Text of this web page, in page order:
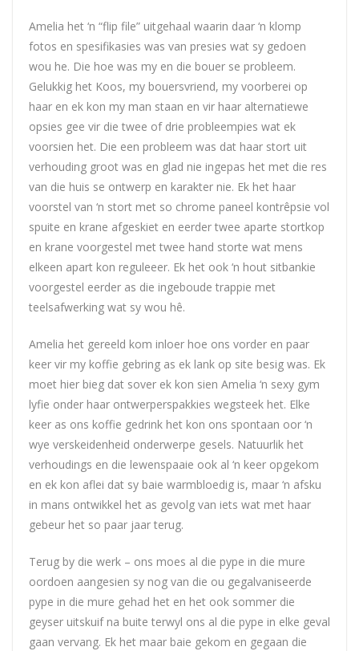
Amelia het ‘n “flip file” uitgehaal waarin daar ‘n klomp
fotos en spesifikasies was van presies wat sy gedoen
wou he. Die hoe was my en die bouer se probleem.
Gelukkig het Koos, my bouersvriend, my voorberei op
haar en ek kon my man staan en vir haar alternatiewe
opsies gee vir die twee of drie probleempies wat ek
voorsien het. Die een probleem was dat haar stort uit
verhouding groot was en glad nie ingepas het met die res
van die huis se ontwerp en karakter nie. Ek het haar
voorstel van ‘n stort met so chrome paneel kontrêpsie vol
spuite en krane afgeskiet en eerder twee aparte stortkop
en krane voorgestel met twee hand storte wat mens
elkeen apart kon reguleeer. Ek het ook ‘n hout sitbankie
voorgestel eerder as die ingeboude trappie met
teelsafwerking wat sy wou hê.
Amelia het gereeld kom inloer hoe ons vorder en paar
keer vir my koffie gebring as ek lank op site besig was. Ek
moet hier bieg dat sover ek kon sien Amelia ‘n sexy gym
lyfie onder haar ontwerperspakkies wegsteek het. Elke
keer as ons koffie gedrink het kon ons spontaan oor ‘n
wye verskeidenheid onderwerpe gesels. Natuurlik het
verhoudings en die lewenspaaie ook al ‘n keer opgekom
en ek kon aflei dat sy baie warmbloedig is, maar ‘n afsku
in mans ontwikkel het as gevolg van iets wat met haar
gebeur het so paar jaar terug.
Terug by die werk – ons moes al die pype in die mure
oordoen aangesien sy nog van die ou gegalvaniseerde
pype in die mure gehad het en het ook sommer die
geyser uitskuif na buite terwyl ons al die pype in elke geval
gaan vervang. Ek het maar baie gekom en gegaan die